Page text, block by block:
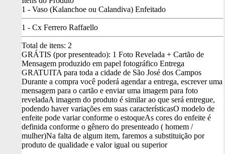
1 - Vaso (Kalanchoe ou Calandiva) Enfeitado
1 - Cx Ferrero Raffaello
Total de itens: 2
GRÁTIS (por presenteado): 1 Foto Revelada + Cartão de
Mensagem produzido em papel fotográfico Entrega
GRATUITA para toda a cidade de São José dos Campos
Durante a compra você poderá agendar a entrega, escrever uma
mensagem para o cartão e enviar uma imagem para foto
reveladaA imagem do produto é similar ao que será entregue,
podendo haver variações em suas característicasO modelo de
enfeite pode variar conforme o estoqueAs cores do enfeite é
definida conforme o gênero do presenteado ( homem /
mulher)Na falta de algum item, faremos a substituição por
produto de qualidade e valor igual ou superior